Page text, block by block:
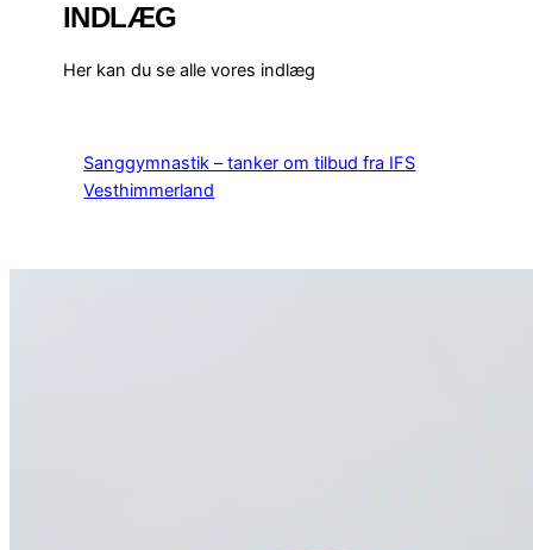
INDLÆG
Her kan du se alle vores indlæg
Sanggymnastik – tanker om tilbud fra IFS
Vesthimmerland